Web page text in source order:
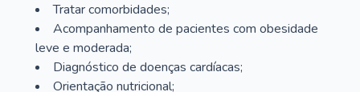
Tratar comorbidades;
Acompanhamento de pacientes com obesidade
leve e moderada;
Diagnóstico de doenças cardíacas;
Orientação nutricional;